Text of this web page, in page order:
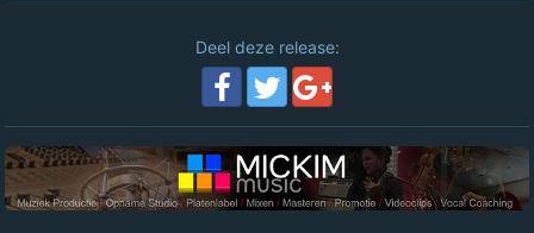
Deel deze release: